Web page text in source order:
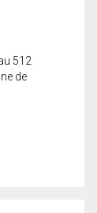
512
de